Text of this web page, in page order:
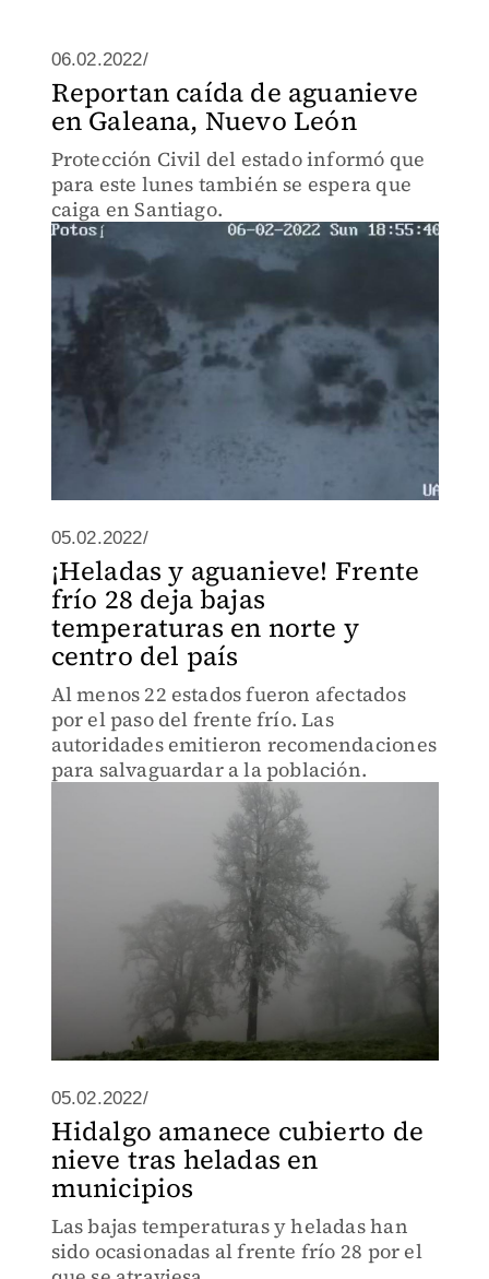
06.02.2022/
Reportan caída de aguanieve
en Galeana, Nuevo León
Protección Civil del estado informó que
para este lunes también se espera que
caiga en Santiago.
05.02.2022/
¡Heladas y aguanieve! Frente
frío 28 deja bajas
temperaturas en norte y
centro del país
Al menos 22 estados fueron afectados
por el paso del frente frío. Las
autoridades emitieron recomendaciones
para salvaguardar a la población.
05.02.2022/
Hidalgo amanece cubierto de
nieve tras heladas en
municipios
Las bajas temperaturas y heladas han
sido ocasionadas al frente frío 28 por el